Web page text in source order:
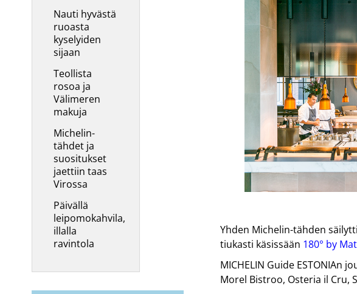
Nauti hyvästä
ruoasta
kyselyiden
sijaan
Teollista
rosoa ja
Välimeren
makuja
Michelin-
tähdet ja
suositukset
jaettiin taas
Virossa
Päivällä
leipomokahvila,
illalla
ravintola
Yhden Michelin-tähden
tiukasti käsissään 180° by
MICHELIN Guide ESTONIAn
Morel Bistroo, Osteria il Cru,